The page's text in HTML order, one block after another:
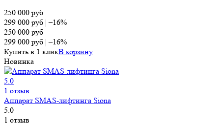
250 000 руб
299 000 руб |–16%
250 000 руб
299 000 руб |–16%
Купить в 1 кликВ корзину
Новинка
5.0
1 отзыв
Аппарат SMAS-лифтинга Siona
5.0
1 отзыв